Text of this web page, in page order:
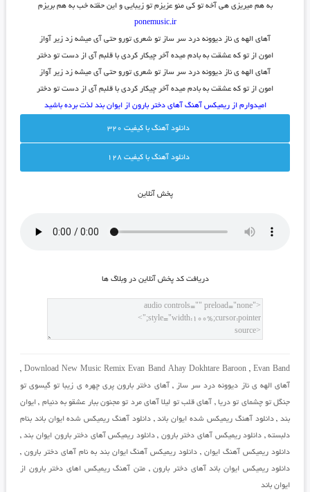
به هم میریزی هی آخه تو کی منو عزیزم تو زیبایی و این حقته خب به هم بریزم
ponemusic.ir
آهای الهه ی ناز دیوونه درد سر ساز تو شعری تورو حتی آی میشه زد زیر آواز
امون از تو که عشقت به بادم میده آخر چیکار کردی با قلبم آی از دست تو دختر
آهای الهه ی ناز دیوونه درد سر ساز تو شعری تورو حتی آی میشه زد زیر آواز
امون از تو که عشقت به بادم میده آخر چیکار کردی با قلبم آی از دست تو دختر
امیدوارم از ریمیکس آهنگ آهای دختر بارون از ایوان بند لذت برده باشید
دانلود آهنگ با کيفيت 320
دانلود آهنگ با کيفيت 128
پخش آنلاين
دريافت کد پخش آنلاين در وبلاگ ها
Download New Music Remix Evan Band Ahay Dokhtare Baroon,Evan Band
,
آهای الهه ی ناز دیوونه درد سر ساز , آهای دختر بارون پری چهره ی زیبا تو گیسوی تو
جنگل تو چشمای تو دریا , آهای قلب تو لیلا آهای مرد تو مجنون ببار عشقو به دنیام ,ایوان
بند,دانلود آهنگ ریمیکس شده ایوان باند,دانلود آهنگ ریمیکس شده ایوان باند بنام
دلبسته, دانلود ریمیکس آهای دختر بارون ,دانلود ریمیکس آهای دختر بارون ایوان بند,
دانلود ریمیکس آهنگ ایوان, دانلود ریمیکس آهنگ ایوان بند به نام آهای دختر بارون ,
دانلود ریمیکس ایوان باند آهای دختر بارون,متن آهنگ ریمیکس اهای دختر بارون از
ایوان باند